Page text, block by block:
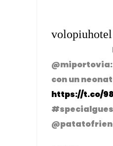
volopiuhotel
con un
https://t.co/